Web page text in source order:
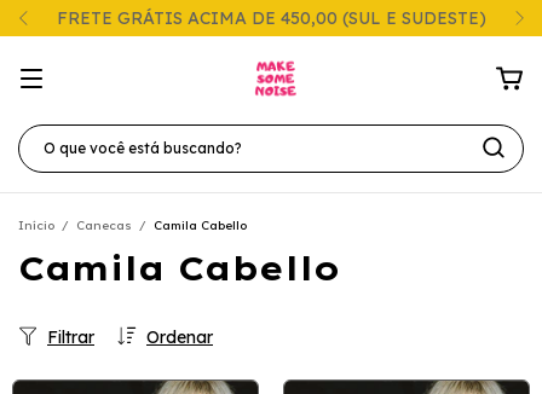
FRETE GRÁTIS ACIMA DE 450,00 (SUL E SUDESTE)
Início / Canecas / Camila Cabello
Camila Cabello
Ordenar
Filtrar